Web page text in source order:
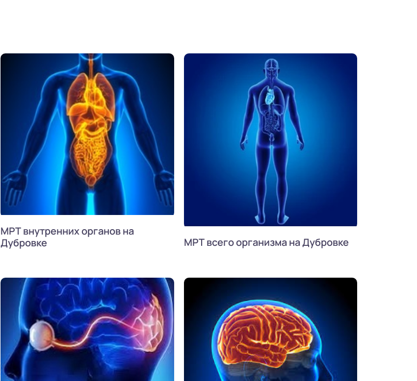
МРТ внутренних органов на
Дубровке
МРТ всего организма на Дубровке